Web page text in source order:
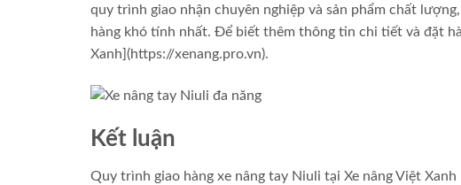
quy trình giao nhận chuyên nghiệp và sản phẩm chất
hàng khó tính nhất. Để biết thêm thông tin chi tiết và đặt
Xanh](https://xenang.pro.vn).
Kết luận
Quy trình giao hàng xe nâng tay Niuli tại Xe nâng Việt